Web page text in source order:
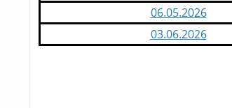
06.05.2026
03.06.2026